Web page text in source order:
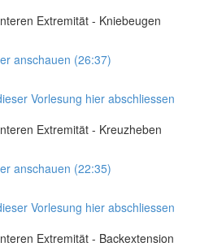
Extremität - Kniebeugen
anschauen (26:37)
Vorlesung hier abschliessen
Extremität - Kreuzheben
anschauen (22:35)
Vorlesung hier abschliessen
Extremität - Backextension